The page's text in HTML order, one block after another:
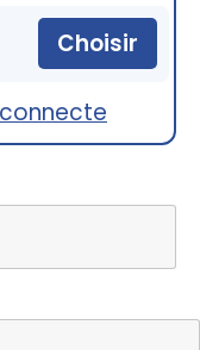
Choisir